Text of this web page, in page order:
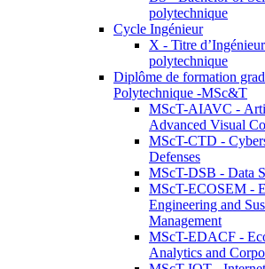
polytechnique
Cycle Ingénieur
X - Titre
polytechnique
Diplôme de formation
Polytechnique -MSc&T
MScT-AIAVC -
Advanced Visual
MScT-CTD -
Defenses
MScT-DSB - Data
MScT-ECOSEM -
Engineering and
Management
MScT-EDACF -
Analytics and